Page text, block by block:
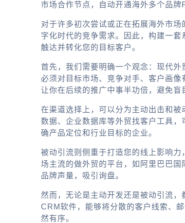
市场合作节点，自动开通海外多个品牌
对于许多初次尝试或正在拓展海外市场
字化时代的竞争需求。因此，构建一
触达并转化您的目标客户。
首先，我们需要明确一个观念：现代
必须对目标市场、竞争对手、客户画
让你在后续的推广中事半功倍，避免盲
在渠道选择上，可以分为主动出击和
数据、企业数据库等外贸找客户工具，
确产品定位和行业目标的企业。
被动引流则侧重于打造您的线上影响
场主流的做外贸的平台，如阿里巴巴
品牌声量，吸引询盘。
然而，无论是主动开发还是被动引流
CRM软件，能够将分散的客户线索、
然有序。